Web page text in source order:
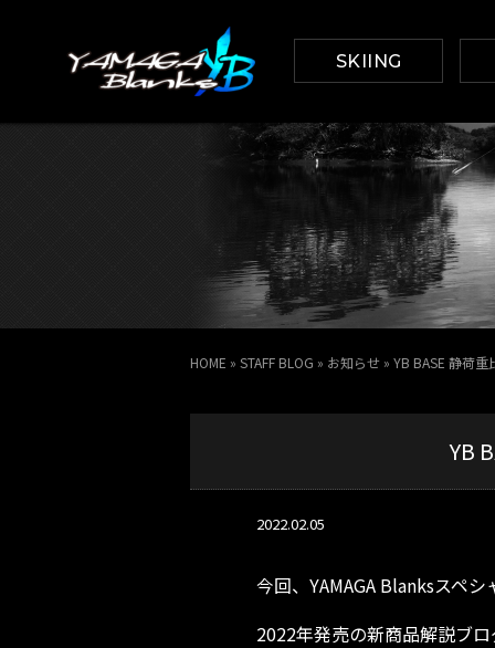
SKIING
HOME » STAFF BLOG » お知らせ » YB BASE 静荷
YB
2022.02.05
今回、YAMAGA Blanksスペ
2022年発売の新商品解説ブ